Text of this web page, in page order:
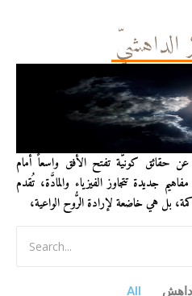
الداهشيّ
عن حقائق كونيَّة تفتح الأفق واسعاً أمام
جديدة تتجاوز الفيزياء والمادَّة، تُقدم
بل هي خاضعة لإرادة الرُّوح الواعية،
All